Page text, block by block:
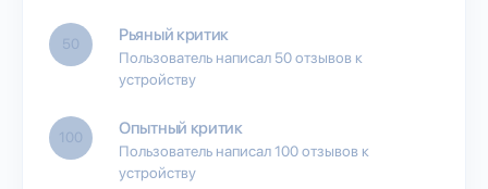
50 Рьяный критик
Пользователь написал 50 отзывов к
устройству
100 Опытный критик
Пользователь написал 100 отзывов к
устройству